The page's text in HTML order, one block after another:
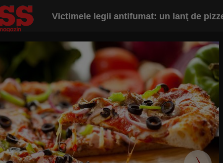
Victimele legii antifumat: un lanţ de